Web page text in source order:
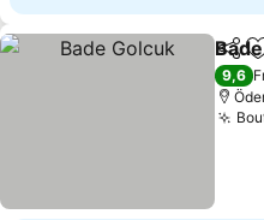
Del
9,6